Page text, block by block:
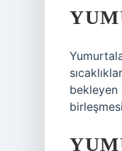
bekleyen